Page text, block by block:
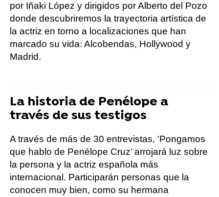
por Iñaki López y dirigidos por Alberto del Pozo
donde descubriremos la trayectoria artística de
la actriz en torno a localizaciones que han
marcado su vida: Alcobendas, Hollywood y
Madrid.
La historia de Penélope a
través de sus testigos
A través de más de 30 entrevistas, ‘Pongamos
que hablo de Penélope Cruz’ arrojará luz sobre
la persona y la actriz española más
internacional. Participarán personas que la
conocen muy bien, como su hermana